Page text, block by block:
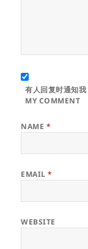
有人回复时通知
MY COMMENT
NAME *
EMAIL*
WEBSITE